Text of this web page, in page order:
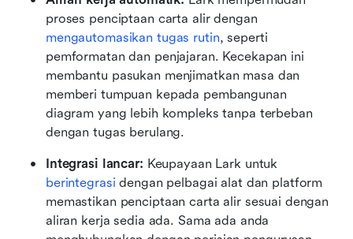
mengautomasikan tugas rutin, seperti
pemformatan dan penjajaran. Kecekapan ini
membantu pasukan menjimatkan masa dan
memberi tumpuan kepada pembangunan
diagram yang lebih kompleks tanpa terbeban
dengan tugas berulang.
Integrasi lancar:
berintegrasi dengan pelbagai alat dan platform
memastikan penciptaan carta alir sesuai dengan
aliran kerja sedia ada. Sama ada anda